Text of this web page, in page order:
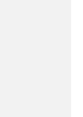
à
au
la
de la
score
de
bien-